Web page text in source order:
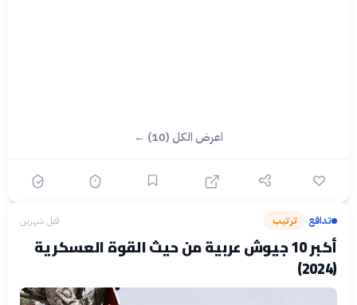
اعرض الكل (10) ←
تدافع› ترتيب قبل شهرين
أكبر 10 جيوش عربية من حيث القوة العسكرية
(2024)